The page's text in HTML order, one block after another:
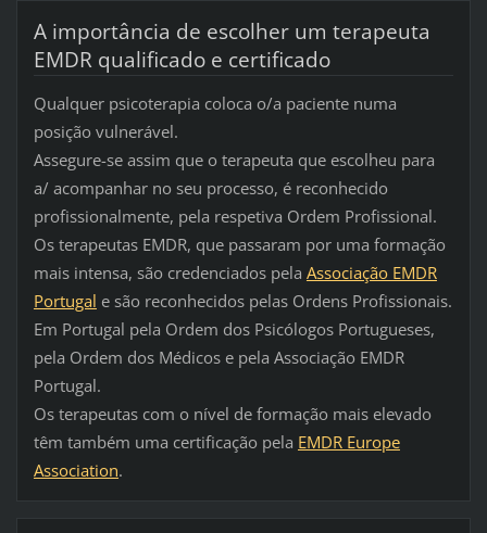
A importância de escolher um terapeuta
EMDR qualificado e certificado
Qualquer psicoterapia coloca o/a paciente numa
posição vulnerável.
Assegure-se assim que o terapeuta que escolheu para
a/ acompanhar no seu processo, é reconhecido
profissionalmente, pela respetiva Ordem Profissional.
Os terapeutas EMDR, que passaram por uma formação
mais intensa, são credenciados pela Associação EMDR
Portugal e são reconhecidos pelas Ordens Profissionais.
Em Portugal pela Ordem dos Psicólogos Portugueses,
pela Ordem dos Médicos e pela Associação EMDR
Portugal.
Os terapeutas com o nível de formação mais elevado
têm também uma certificação pela EMDR Europe
Association.